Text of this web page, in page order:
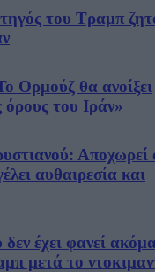
του Τραμπ
Ορμούζ θα ανοίξει
του Ιράν»
Αποχωρεί
αυθαιρεσία και
έχει φανεί
μετά το